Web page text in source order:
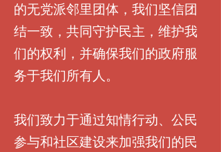
的无党派邻里团体，我们坚信团
结一致，共同守护民主，维护我
们的权利，并确保我们的政府服
务于我们所有人。
我们致力于通过知情行动、公民
参与和社区建设来加强我们的民